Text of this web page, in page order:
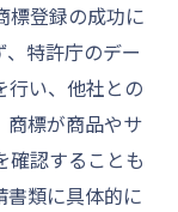
標登録の成功に
特許庁のデー
行い、他社との
商標が商品やサ
確認することも
書類に具体的に